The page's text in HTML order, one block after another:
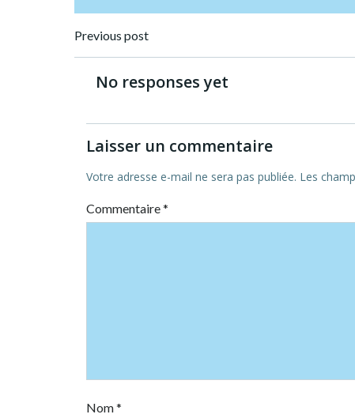
Post
navigation
Previous post
No responses yet
Laisser un commentaire
Votre adresse e-mail ne sera pas publiée. Les
Commentaire*
Nom*